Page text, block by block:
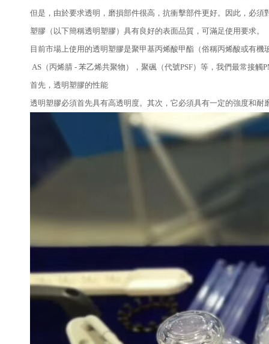
但是，由於要求透明，磨損部件很高，抗衝擊部件更好。因此，必
塑膠（以下簡稱透明塑膠）具有良好的表面品質，可滿足使用要求。
目前市場上使用的透明塑膠是聚甲基丙烯酸甲酯（俗稱丙烯酸或有
AS（丙烯腈 - 苯乙烯共聚物），聚碸（代號PSF）等，我們最常接
首先，透明塑膠的性能
透明塑膠必須首先具有高透明度。其次，它必須具有一定的強度和